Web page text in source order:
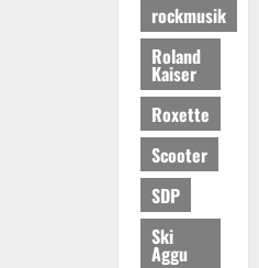
rockmusik
Roland
Kaiser
Roxette
Scooter
SDP
Ski
Aggu